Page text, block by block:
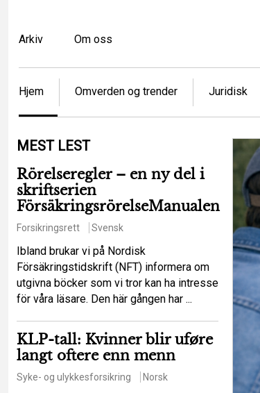
hovedinnhold
Top
menu
Arkiv Om oss
Article
categories
Hjem Omverden og trender Juridisk
MEST LEST
Rörelseregler – en ny del i
skriftserien
FörsäkringsrörelseManualen
Forsikringsrett Svensk
Ibland brukar vi på Nordisk
Försäkringstidskrift (NFT) informera om
utgivna böcker som vi tror kan ha intresse
för våra läsare. Den här gången har ...
KLP-tall: Kvinner blir uføre
langt oftere enn menn
Syke- og ulykkesforsikring Norsk